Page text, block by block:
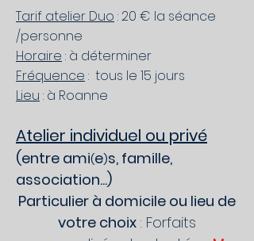
Tarif atelier Duo : 20 € la séance
/personne
Horaire : à déterminer
Fréquence : tous le 15 jours
Lieu : à Roanne
Atelier individuel ou privé
(entre ami(e)s, famille,
association...)
Particulier à domicile ou lieu de
votre choix : Forfaits